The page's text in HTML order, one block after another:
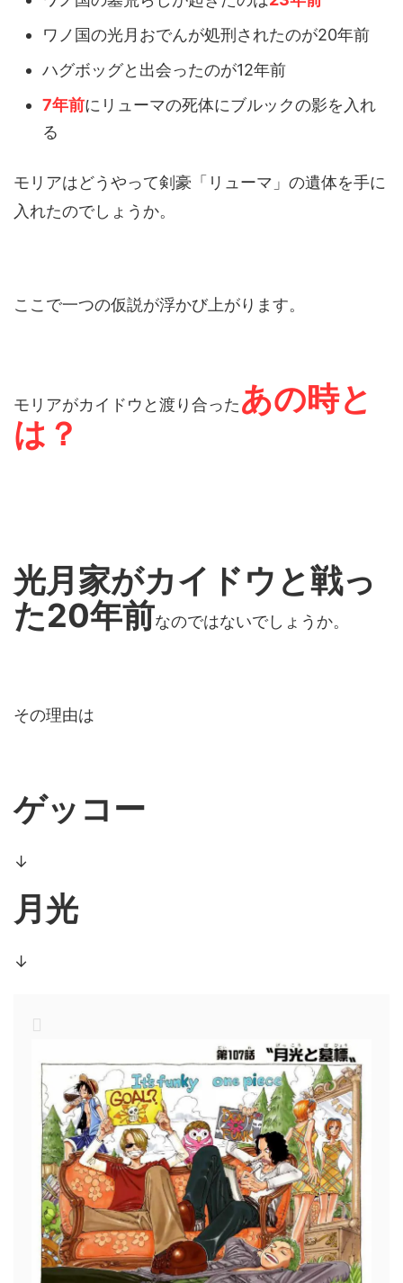
ワノ国の光月おでんが処刑されたのが20年前
ハグボッグと出会ったのが12年前
7年前にリューマの死体にブルックの影を入れ
る
モリアはどうやって剣豪「リューマ」の遺体を手に
入れたのでしょうか。
ここで一つの仮説が浮かび上がります。
モリアがカイドウと渡り合ったあの時と
は？
光月家がカイドウと戦っ
た20年前なのではないでしょうか。
その理由は
ゲッコー
↓
月光
↓